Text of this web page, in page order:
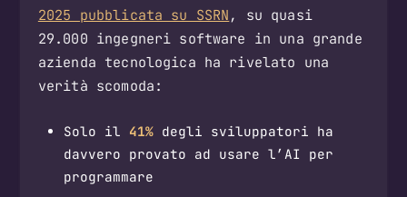
2025 pubblicata su SSRN, su quasi
29.000 ingegneri software in una grande
azienda tecnologica ha rivelato una
verità scomoda:
Solo il 41%degli sviluppatori ha
davvero provato ad usare l’AI per
programmare